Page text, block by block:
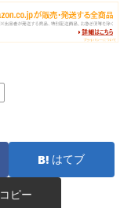
はてブ
コピー